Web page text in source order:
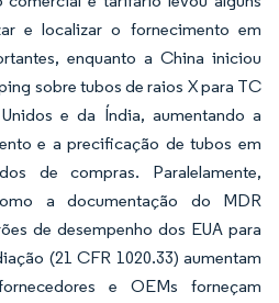
e localizar o fornecimento em
enquanto a China iniciou
sobre tubos de raios X para TC
e da Índia, aumentando a
e a precificação de tubos em
de compras. Paralelamente,
a documentação do MDR
de desempenho dos EUA para
(21 CFR 1020.33) aumentam
e OEMs forneçam